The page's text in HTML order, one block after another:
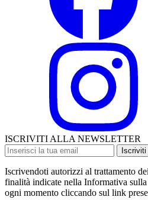
ISCRIVITI ALLA NEWSLETTER
Iscriviti
Iscrivendoti autorizzi al trattamento
finalità indicate nella Informativa
ogni momento cliccando sul link